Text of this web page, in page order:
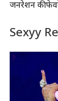
जनरेशन की
Sexyy